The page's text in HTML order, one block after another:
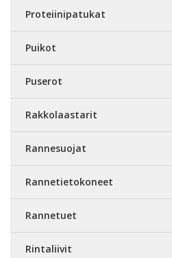
Proteiinipatukat
Puikot
Puserot
Rakkolaastarit
Rannesuojat
Rannetietokoneet
Rannetuet
Rintaliivit